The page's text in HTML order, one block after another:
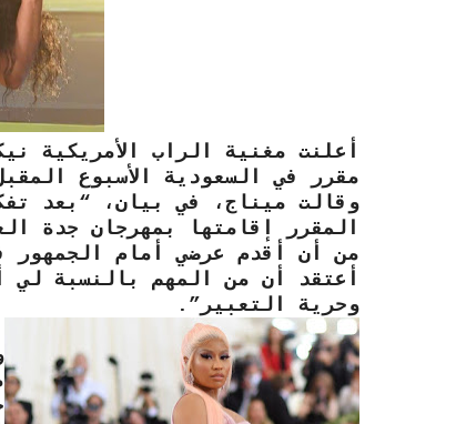
أعلنت مغنية الراب الأمريكية
مقرر في السعودية الأسبوع
وقالت ميناج، في بيان، “بعد
المقرر إقامتها بمهرجان جدة
من أن أقدم عرضي أمام الجمهور
أعتقد أن من المهم بالنسبة لي
وحرية التعبير”.